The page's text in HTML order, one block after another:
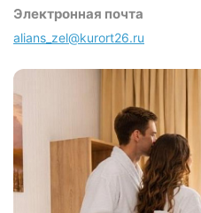
Электронная почта
alians_zel@kurort26.ru